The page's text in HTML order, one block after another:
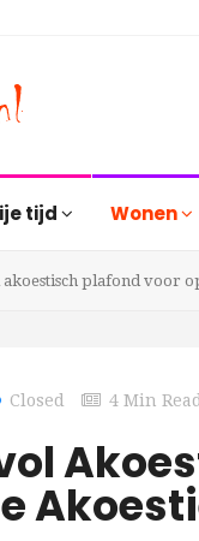
tijd Wonen
akoestisch plafond voor
Closed 4 Min Read